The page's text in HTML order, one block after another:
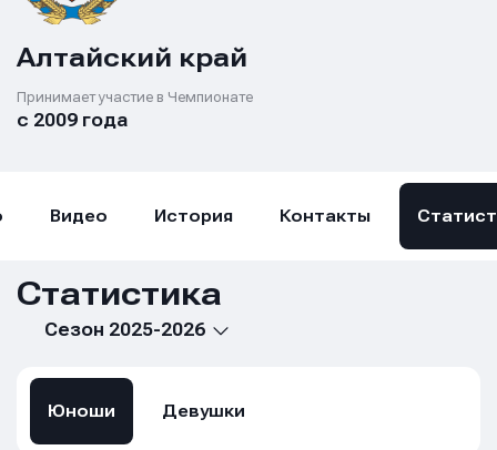
Алтайский край
Принимает участие в Чемпионате
с 2009 года
Видео История Контакты
Статистика
Сезон 2025-2026
Юноши Девушки